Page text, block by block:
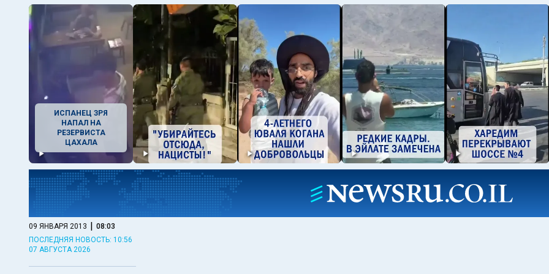
ИСПАНЕЦ ЗРЯ
НАПАЛ НА
РЕЗЕРВИСТА
ЦАХАЛА
09 ЯНВАРЯ 2013 | 08:03
ПОСЛЕДНЯЯ НОВОСТЬ: 10:56
07 АВГУСТА 2026